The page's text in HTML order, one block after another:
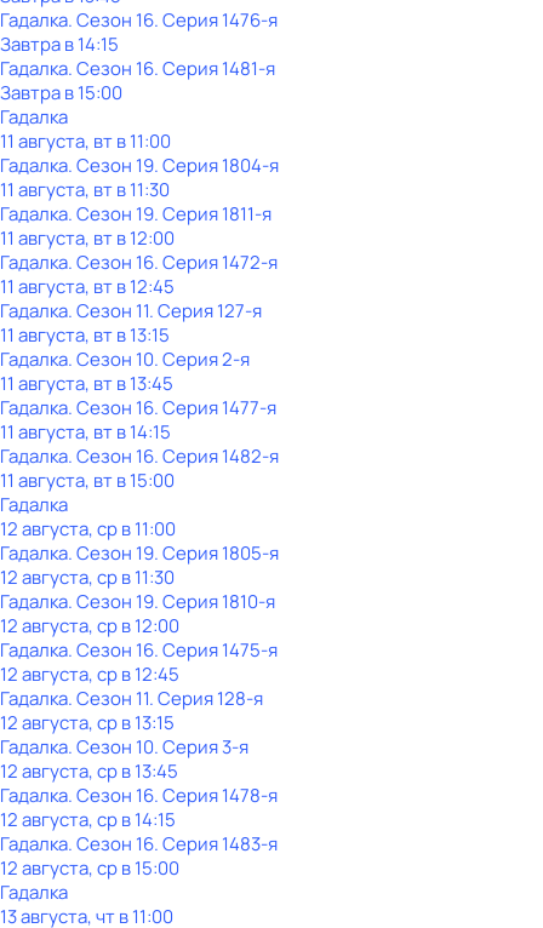
Гадaлкa. Сезон 16. Серия 1476-я
Завтра в 14:15
Гадaлкa. Сезон 16. Серия 1481-я
Завтра в 15:00
Гадaлкa
11 августа, вт в 11:00
Гадaлкa. Сезон 19. Серия 1804-я
11 августа, вт в 11:30
Гадaлкa. Сезон 19. Серия 1811-я
11 августа, вт в 12:00
Гадaлкa. Сезон 16. Серия 1472-я
11 августа, вт в 12:45
Гадaлкa. Сезон 11. Серия 127-я
11 августа, вт в 13:15
Гадaлкa. Сезон 10. Серия 2-я
11 августа, вт в 13:45
Гадaлкa. Сезон 16. Серия 1477-я
11 августа, вт в 14:15
Гадaлкa. Сезон 16. Серия 1482-я
11 августа, вт в 15:00
Гадaлкa
12 августа, ср в 11:00
Гадaлкa. Сезон 19. Серия 1805-я
12 августа, ср в 11:30
Гадaлкa. Сезон 19. Серия 1810-я
12 августа, ср в 12:00
Гадaлкa. Сезон 16. Серия 1475-я
12 августа, ср в 12:45
Гадaлкa. Сезон 11. Серия 128-я
12 августа, ср в 13:15
Гадaлкa. Сезон 10. Серия 3-я
12 августа, ср в 13:45
Гадaлкa. Сезон 16. Серия 1478-я
12 августа, ср в 14:15
Гадaлкa. Сезон 16. Серия 1483-я
12 августа, ср в 15:00
Гадaлкa
13 августа, чт в 11:00